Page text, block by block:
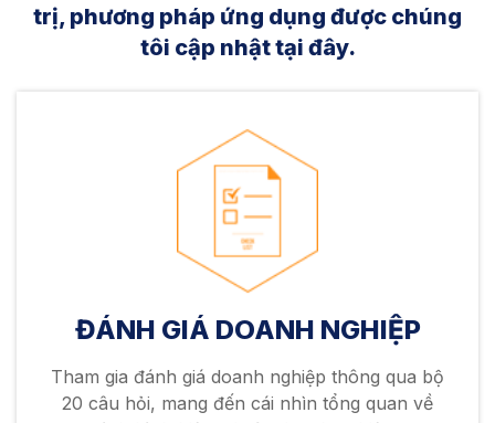
trị, phương pháp ứng dụng được chúng
tôi cập nhật tại đây.
ĐÁNH GIÁ DOANH NGHIỆP
Tham gia đánh giá doanh nghiệp thông qua bộ
20 câu hỏi, mang đến cái nhìn tổng quan về